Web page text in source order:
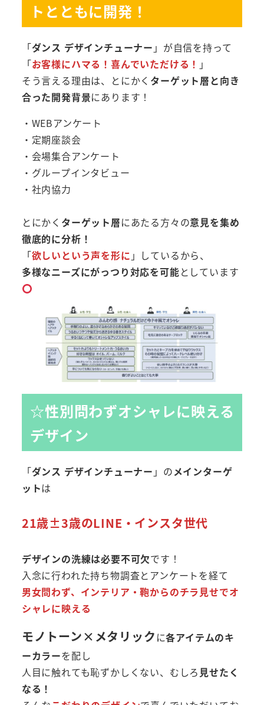
トとともに開発！
「ダンス デザインチューナー 」が自信を持って
「お客様にハマる！喜んでいただける！ 」
そう言える理由は、とにかく ターゲット層と向き
合った開発背景にあります！
・WEBアンケート
・定期座談会
・会場集合アンケート
・グループインタビュー
・社内協力
とにかく ターゲット層にあたる方々の意見を集め
徹底的に分析！
「欲しいという声を形に 」しているから、
多様なニーズにがっつり対応を可能としています
☆性別問わずオシャレに映える
デザイン
「ダンス デザインチューナー 」のメインターゲ
ットは
21歳±3歳のLINE・インスタ世代
デザインの洗練は必要不可欠です！
入念に行われた持ち物調査とアンケートを経て
男女問わず、インテリア・鞄からのチラ見せでオ
シャレに映える
モノトーン×メタリック に各アイテムのキ
ーカラーを配し
人目に触れても恥ずかしくない、むしろ 見せたく
なる！